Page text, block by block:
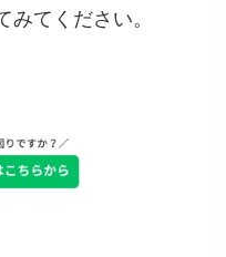
みてください。